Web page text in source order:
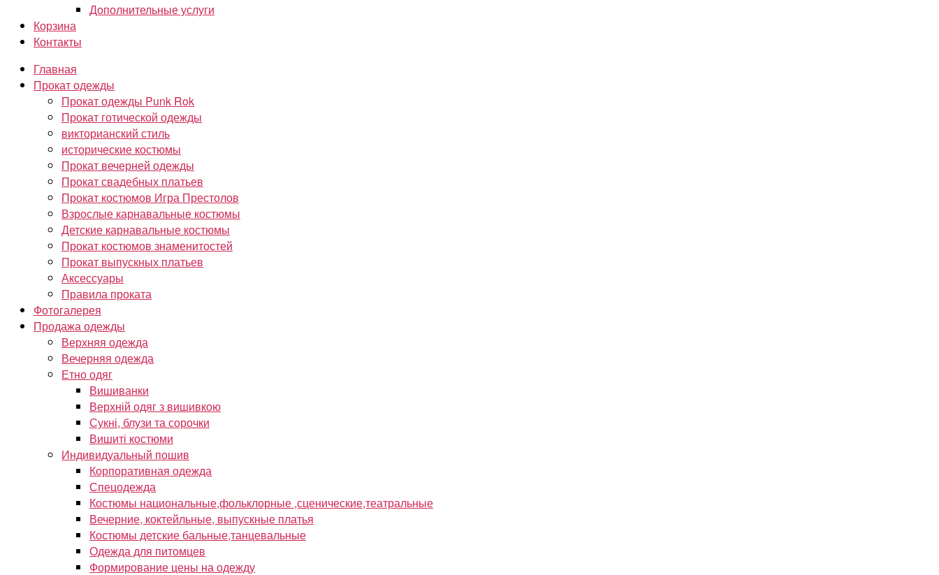
Дополнительные услуги
Корзина
Контакты
Главная
Прокат одежды
Прокат одежды Punk Rok
Прокат готической одежды
викторианский стиль
исторические костюмы
Прокат вечерней одежды
Прокат свадебных платьев
Прокат костюмов Игра Престолов
Взрослые карнавальные костюмы
Детские карнавальные костюмы
Прокат костюмов знаменитостей
Прокат выпускных платьев
Аксессуары
Правила проката
Фотогалерея
Продажа одежды
Верхняя одежда
Вечерняя одежда
Етно одяг
Вишиванки
Верхній одяг з вишивкою
Сукні, блузи та сорочки
Вишиті костюми
Индивидуальный пошив
Корпоративная одежда
Спецодежда
Костюмы национальные,фольклорные ,сценические,театральные
Вечерние, коктейльные, выпускные платья
Костюмы детские бальные,танцевальные
Одежда для питомцев
Формирование цены на одежду